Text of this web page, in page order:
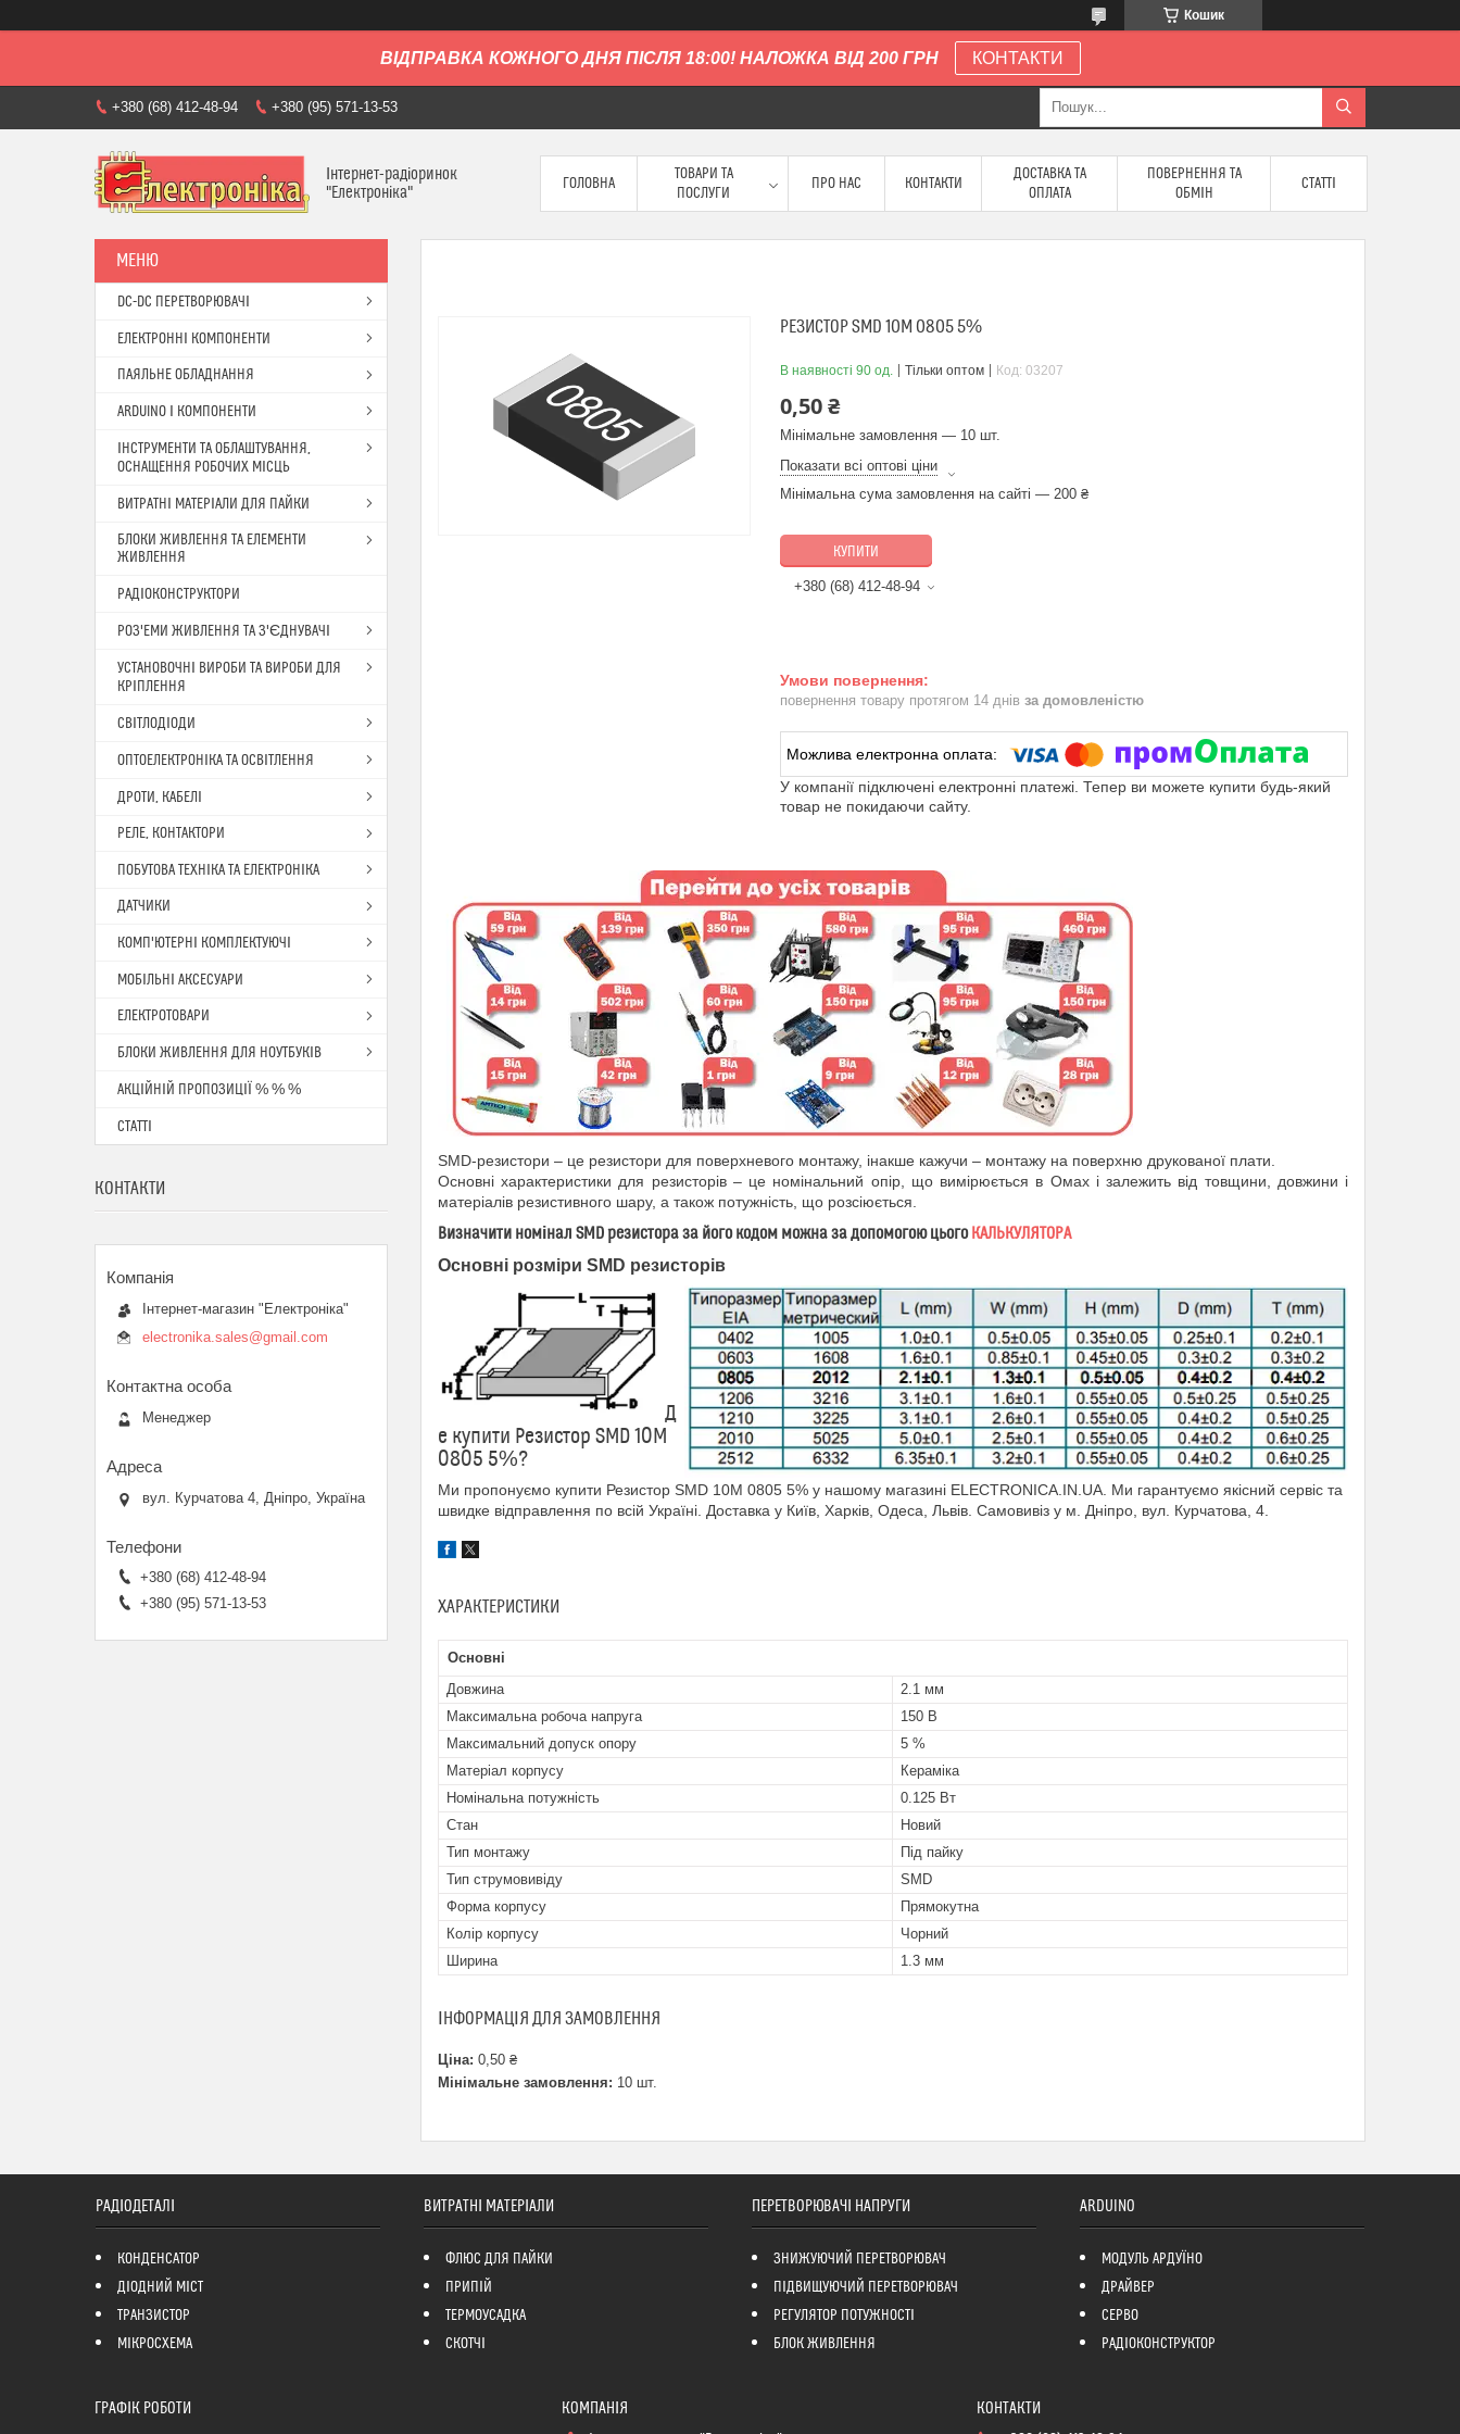
Кошик
ВІДПРАВКА КОЖНОГО ДНЯ ПІСЛЯ 18:00! НАЛОЖКА ВІД 200 ГРН КОНТАКТИ
+380 (68) 412-48-94 +380 (95) 571-13-53
Інтернет-радіоринок
"Електроніка"
ГОЛОВНА
ТОВАРИ ТА
ПОСЛУГИ
ПРО НАС КОНТАКТИ
ДОСТАВКА ТА
ОПЛАТА
ПОВЕРНЕННЯ ТА
ОБМІН
СТАТТІ
РЕЗИСТОР SMD 10M 0805 5%
В наявності 90 од. Тільки оптом Код: 03207
0,50 ₴
Мінімальне замовлення — 10 шт.
Показати всі оптові ціни
Мінімальна сума замовлення на сайті — 200 ₴
КУПИТИ
+380 (68) 412-48-94
повернення товару протягом 14 днів за домовленістю
У компанії підключені електронні платежі. Тепер ви можете купити будь-який
товар не покидаючи сайту.
SMD-резистори – це резистори для поверхневого монтажу, інакше кажучи – монтажу на поверхню друкованої плати.
Основні характеристики для резисторів – це номінальний опір, що вимірюється в Омах і залежить від товщини, довжини і
матеріалів резистивного шару, а також потужність, що розсіюється.
Визначити номінал SMD резистора за його кодом можна за допомогою цьогоКАЛЬКУЛЯТОРА
Основні розміри SMD резисторів
Д
е купити Резистор SMD 10M
0805 5%?
Ми пропонуємо купити Резистор SMD 10M 0805 5% у нашому магазині ELECTRONICA.IN.UA. Ми гарантуємо якісний сервіс та
швидке відправлення по всій Україні. Доставка у Київ, Харків, Одеса, Львів. Самовивіз у м. Дніпро, вул. Курчатова, 4.
ХАРАКТЕРИСТИКИ
Основні
Довжина
2.1 мм
Максимальна робоча напруга
150 В
Максимальний допуск опору
5 %
Матеріал корпусу
Кераміка
Номінальна потужність
0.125 Вт
Стан
Новий
Тип монтажу
Під пайку
Тип струмовивіду
SMD
Форма корпусу
Прямокутна
Колір корпусу
Чорний
Ширина
1.3 мм
ІНФОРМАЦІЯ ДЛЯ ЗАМОВЛЕННЯ
Ціна: 0,50 ₴
Мінімальне замовлення: 10 шт.
DC-DC ПЕРЕТВОРЮВАЧІ
ЕЛЕКТРОННІ КОМПОНЕНТИ
ПАЯЛЬНЕ ОБЛАДНАННЯ
ARDUINO І КОМПОНЕНТИ
ІНСТРУМЕНТИ ТА ОБЛАШТУВАННЯ,
ОСНАЩЕННЯ РОБОЧИХ МІСЦЬ
ВИТРАТНІ МАТЕРІАЛИ ДЛЯ ПАЙКИ
БЛОКИ ЖИВЛЕННЯ ТА ЕЛЕМЕНТИ
ЖИВЛЕННЯ
РАДІОКОНСТРУКТОРИ
РОЗ'ЕМИ ЖИВЛЕННЯ ТА З'ЄДНУВАЧІ
УСТАНОВОЧНІ ВИРОБИ ТА ВИРОБИ ДЛЯ
КРІПЛЕННЯ
СВІТЛОДІОДИ
ОПТОЕЛЕКТРОНІКА ТА ОСВІТЛЕННЯ
ДРОТИ, КАБЕЛІ
РЕЛЕ, КОНТАКТОРИ
ПОБУТОВА ТЕХНІКА ТА ЕЛЕКТРОНІКА
ДАТЧИКИ
КОМП'ЮТЕРНІ КОМПЛЕКТУЮЧІ
МОБІЛЬНІ АКСЕСУАРИ
ЕЛЕКТРОТОВАРИ
БЛОКИ ЖИВЛЕННЯ ДЛЯ НОУТБУКІВ
АКЦІЙНІЙ ПРОПОЗИЦІЇ % % %
СТАТТІ
КОНТАКТИ
Інтернет-магазин "Електроніка"
electronika.sales@gmail.com
Менеджер
вул. Курчатова 4, Дніпро, Україна
+380 (68) 412-48-94
+380 (95) 571-13-53
РАДІОДЕТАЛІ
КОНДЕНСАТОР
ДІОДНИЙ МІСТ
ТРАНЗИСТОР
МІКРОСХЕМА
ВИТРАТНІ МАТЕРІАЛИ
ФЛЮС ДЛЯ ПАЙКИ
ПРИПІЙ
ТЕРМОУСАДКА
СКОТЧІ
ПЕРЕТВОРЮВАЧІ НАПРУГИ
ЗНИЖУЮЧИЙ ПЕРЕТВОРЮВАЧ
ПІДВИЩУЮЧИЙ ПЕРЕТВОРЮВАЧ
РЕГУЛЯТОР ПОТУЖНОСТІ
БЛОК ЖИВЛЕННЯ
ARDUINO
МОДУЛЬ АРДУЇНО
ДРАЙВЕР
СЕРВО
РАДІОКОНСТРУКТОР
ГРАФІК РОБОТИ